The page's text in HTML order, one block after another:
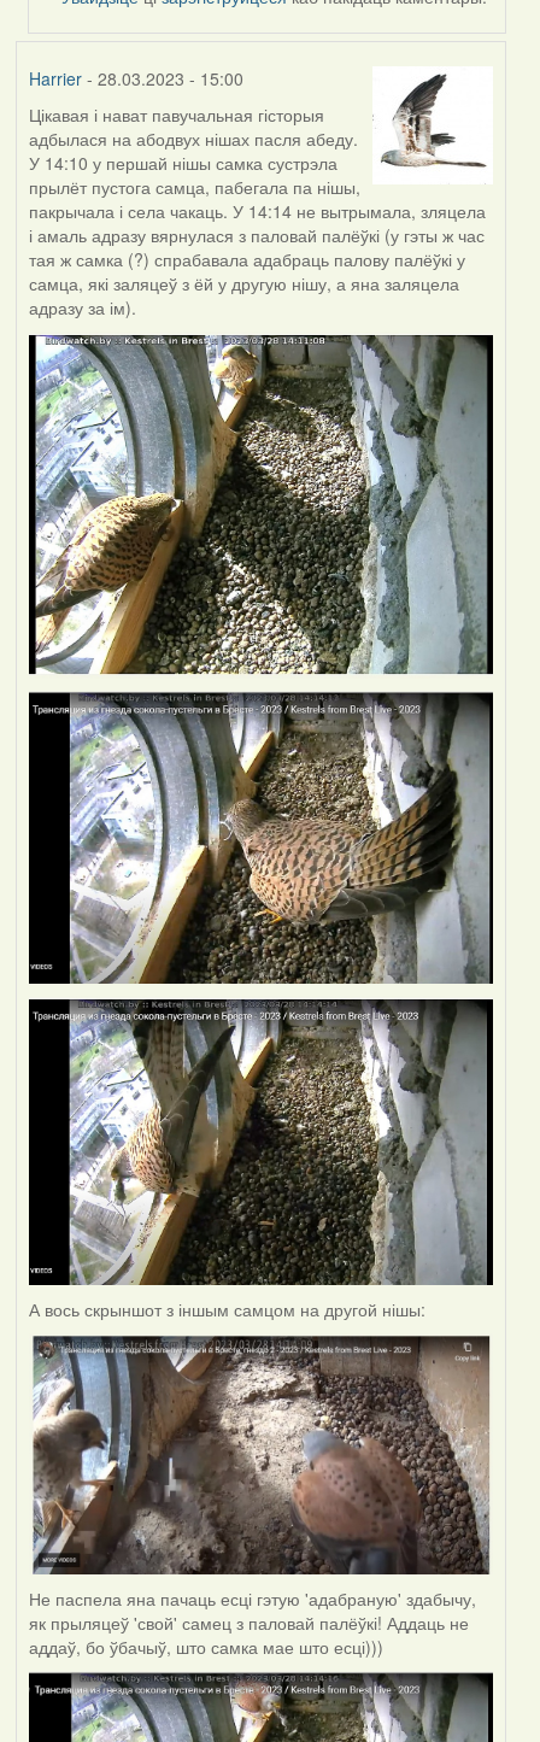
Feather
Harrier- 28.03.2023 - 15:00
Цікавая і нават павучальная гісторыя
адбылася на абодвух нішах пасля абеду.
У 14:10 у першай нішы самка сустрэла
прылёт пустога самца, пабегала па нішы,
пакрычала і села чакаць. У 14:14 не вытрымала, зляцела
і амаль адразу вярнулася з паловай палёўкі (у гэты ж час
тая ж самка (?) спрабавала адабраць палову палёўкі у
самца, які заляцеў з ёй у другую нішу, а яна заляцела
адразу за ім).
А вось скрыншот з іншым самцом на другой нішы:
Не паспела яна пачаць есці гэтую 'адабраную' здабычу,
як прыляцеў 'свой' самец з паловай палёўкі! Аддаць не
аддаў, бо ўбачыў, што самка мае што есці)))